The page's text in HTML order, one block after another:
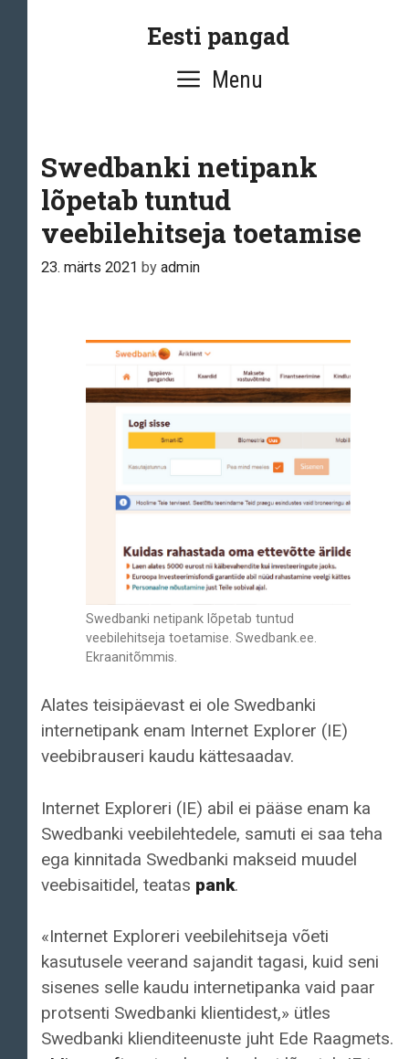
Eesti pangad
Menu
Swedbanki netipank
lõpetab tuntud
veebilehitseja toetamise
23. märts 2021 by admin
Swedbanki netipank lõpetab tuntud
veebilehitseja toetamise. Swedbank.ee.
Ekraanitõmmis.
Alates teisipäevast ei ole Swedbanki
internetipank enam Internet Explorer (IE)
veebibrauseri kaudu kättesaadav.
Internet Exploreri (IE) abil ei pääse enam ka
Swedbanki veebilehtedele, samuti ei saa teha
ega kinnitada Swedbanki makseid muudel
veebisaitidel, teatas pank.
«Internet Exploreri veebilehitseja võeti
kasutusele veerand sajandit tagasi, kuid seni
sisenes selle kaudu internetipanka vaid paar
protsenti Swedbanki klientidest,» ütles
Swedbanki klienditeenuste juht Ede Raagmets.